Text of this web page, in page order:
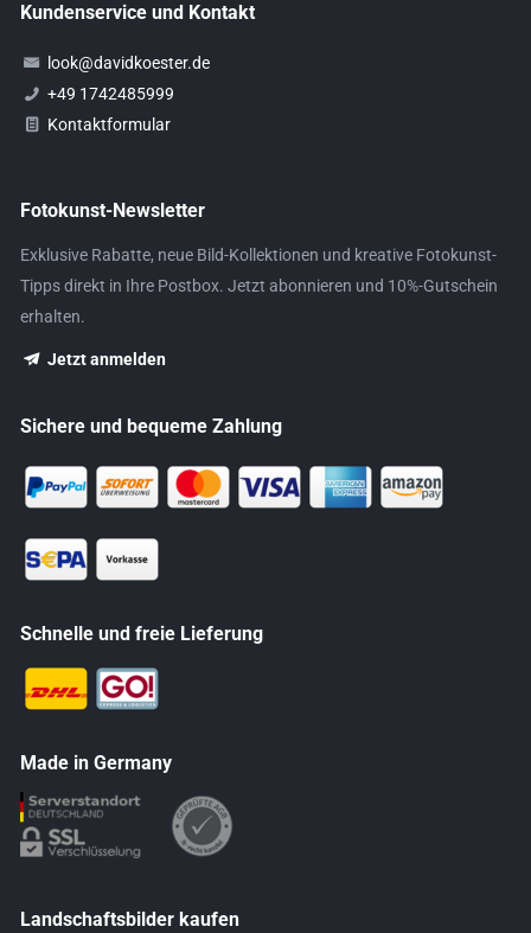
Kundenservice und Kontakt
look@davidkoester.de
+49 1742485999
Kontaktformular
Fotokunst-Newsletter
Exklusive Rabatte, neue Bild-Kollektionen und kreative Fotokunst-
Tipps direkt in Ihre Postbox. Jetzt abonnieren und 10%-Gutschein
erhalten.
Jetzt anmelden
Sichere und bequeme Zahlung
Schnelle und freie Lieferung
Made in Germany
Landschaftsbilder kaufen